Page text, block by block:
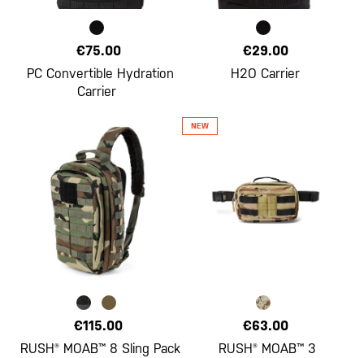
€75.00
PC Convertible Hydration
Carrier
€29.00
H2O Carrier
€115.00
RUSH® MOAB™ 8 Sling Pack
€63.00
RUSH® MOAB™ 3